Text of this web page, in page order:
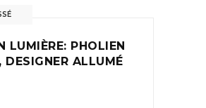
LUMIÈRE: PHOLIEN
DESIGNER ALLUMÉ